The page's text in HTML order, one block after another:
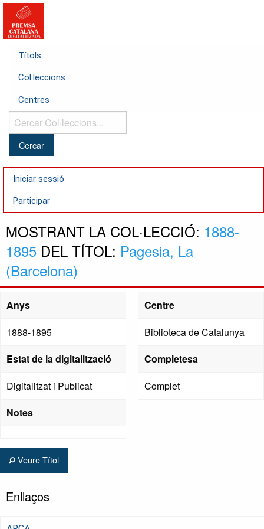
Títols
Col·leccions
Centres
Cercar
Col·leccions...
Iniciar sessió
Participar
MOSTRANT LA COL·LECCIÓ: 1888-
1895 DEL TÍTOL: Pagesia, La
(Barcelona)
Anys
1888-1895
Estat de la digitalització
Digitalitzat i Publicat
Notes
Centre
Biblioteca de Catalunya
Completesa
Complet
Veure Títol
Enllaços